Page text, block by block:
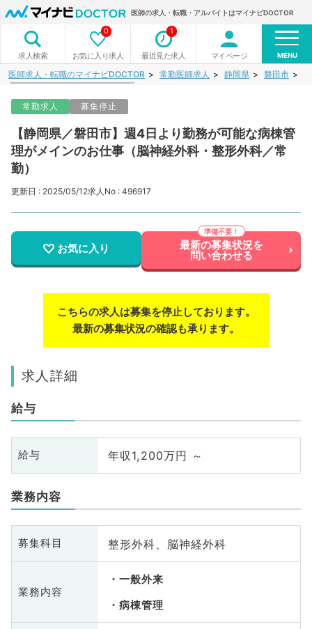
医師の求人・転職・アルバイトはマイナビDOCTOR
求人検索 お気に入り求人
0
最近見た求人
1
マイページ MENU
医師求人・転職のマイナビDOCTOR 常勤医師求人 静岡県 磐田市
常勤求人 募集停止
【静岡県／磐田市】週4日より勤務が可能な病棟管
理がメインのお仕事（脳神経外科・整形外科／常
勤）
更新日 : 2025/05/12求人No : 496917
お気に入り 最新の募集状況を
問い合わせる
こちらの求人は募集を停止しております。
最新の募集状況の確認も承ります。
求人詳細
給与
給与 年収1,200万円 ～
業務内容
募集科目 整形外科、脳神経外科
業務内容
一般外来
病棟管理